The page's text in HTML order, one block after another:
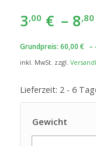
3,00 € – 8,80
Grundpreis: 60,00 € –
inkl. MwSt. zzgl.
Lieferzeit: 2 - 6
Gewicht